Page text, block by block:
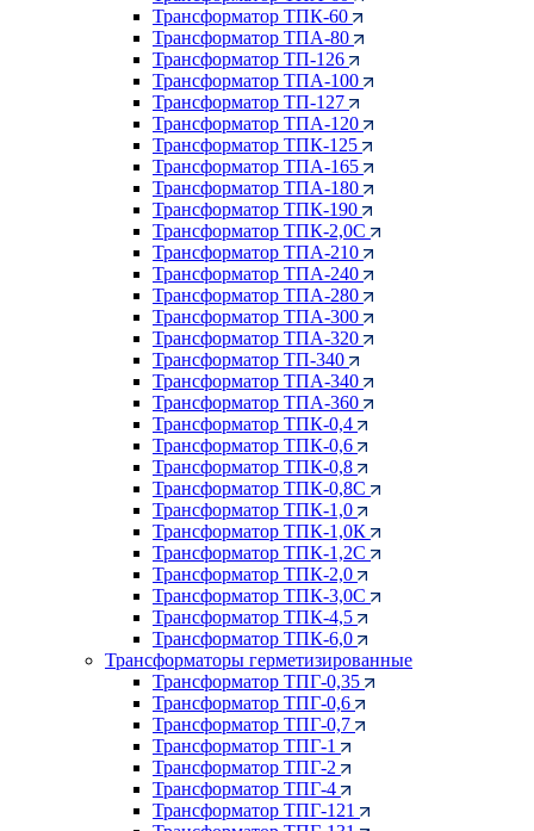
Трансформатор ТПК-60
Трансформатор ТПА-80
Трансформатор ТП-126
Трансформатор ТПА-100
Трансформатор ТП-127
Трансформатор ТПА-120
Трансформатор ТПК-125
Трансформатор ТПА-165
Трансформатор ТПА-180
Трансформатор ТПК-190
Трансформатор ТПК-2,0С
Трансформатор ТПА-210
Трансформатор ТПА-240
Трансформатор ТПА-280
Трансформатор ТПА-300
Трансформатор ТПА-320
Трансформатор ТП-340
Трансформатор ТПА-340
Трансформатор ТПА-360
Трансформатор ТПК-0,4
Трансформатор ТПК-0,6
Трансформатор ТПК-0,8
Трансформатор ТПК-0,8С
Трансформатор ТПК-1,0
Трансформатор ТПК-1,0К
Трансформатор ТПК-1,2С
Трансформатор ТПК-2,0
Трансформатор ТПК-3,0С
Трансформатор ТПК-4,5
Трансформатор ТПК-6,0
Трансформаторы герметизированные
Трансформатор ТПГ-0,35
Трансформатор ТПГ-0,6
Трансформатор ТПГ-0,7
Трансформатор ТПГ-1
Трансформатор ТПГ-2
Трансформатор ТПГ-4
Трансформатор ТПГ-121